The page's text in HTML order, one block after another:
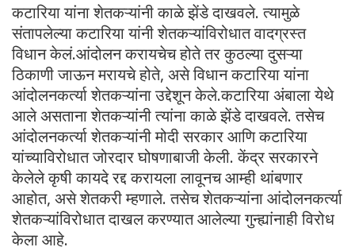
कटारिया यांना शेतकऱ्यांनी काळे झेंडे दाखवले. त्यामुळे
संतापलेल्या कटारिया यांनी शेतकऱ्यांविरोधात वादग्रस्त
विधान केलं.आंदोलन करायचेच होते तर कुठल्या दुसऱ्या
ठिकाणी जाऊन मरायचे होते, असे विधान कटारिया यांना
आंदोलनकर्त्या शेतकऱ्यांना उद्देशून केले.कटारिया अंबाला येथे
आले असताना शेतकऱ्यांनी त्यांना काळे झेंडे दाखवले. तसेच
आंदोलनकर्त्या शेतकऱ्यांनी मोदी सरकार आणि कटारिया
यांच्याविरोधात जोरदार घोषणाबाजी केली. केंद्र सरकारने
केलेले कृषी कायदे रद्द करायला लावूनच आम्ही थांबणार
आहोत, असे शेतकरी म्हणाले. तसेच शेतकऱ्यांना आंदोलनकर्त्या
शेतकऱ्यांविरोधात दाखल करण्यात आलेल्या गुन्ह्यांनाही विरोध
केला आहे.